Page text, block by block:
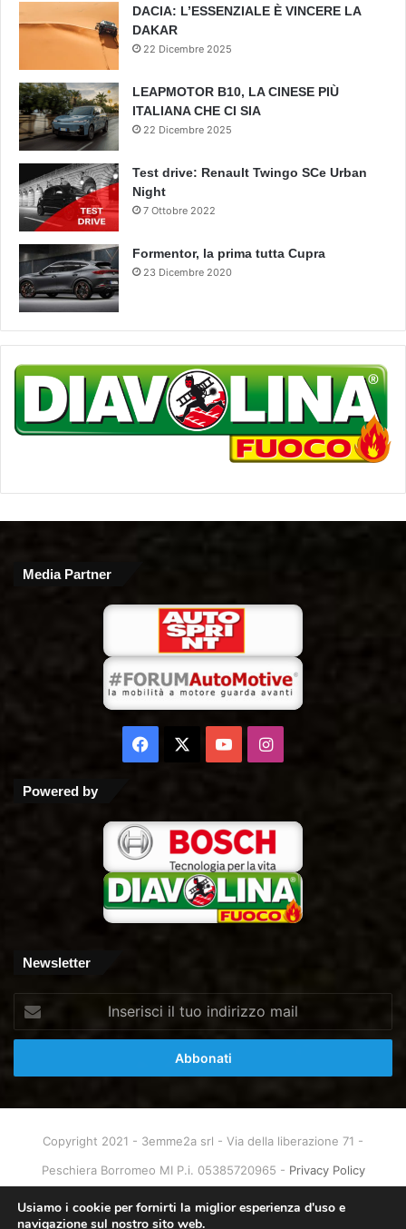
DACIA: L’ESSENZIALE È VINCERE LA
DAKAR
22 Dicembre 2025
LEAPMOTOR B10, LA CINESE PIÙ
ITALIANA CHE CI SIA
22 Dicembre 2025
Test drive: Renault Twingo SCe Urban
Night
7 Ottobre 2022
Formentor, la prima tutta Cupra
23 Dicembre 2020
Media Partner
Facebook You Instagram
Powered by
Newsletter
tuo
mail
Copyright 2021 - 3emme2a srl - Via della liberazione 71 -
Peschiera Borromeo MI P.i. 05385720965 - Privacy Policy
Usiamo i cookie per fornirti la miglior esperienza d'uso e
navigazione sul nostro sito web.